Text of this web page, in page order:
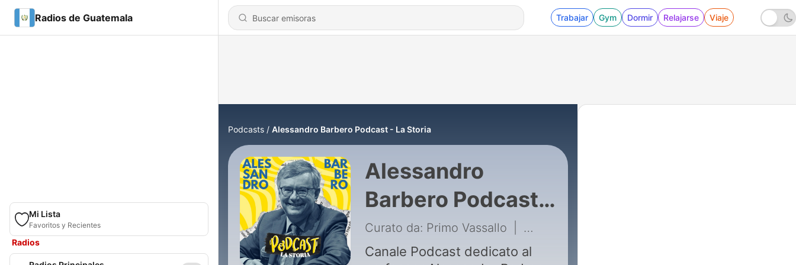
Radios de Guatemala Trabajar Gym Dormir Relajarse Viaje
Mi Lista
Favoritos y Recientes
Radios
Podcasts Alessandro Barbero Podcast - La Storia
Alessandro
Barbero Podcast -
La Storia
Curato da: Primo Vassallo 435 - COME si faceva la GUERRA nel
Canale Podcast dedicato al